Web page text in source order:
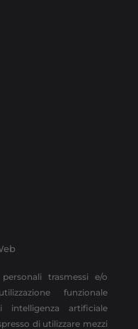
trasmessi e/o
funzionale
intelligenza artificiale
di utilizzare mezzi